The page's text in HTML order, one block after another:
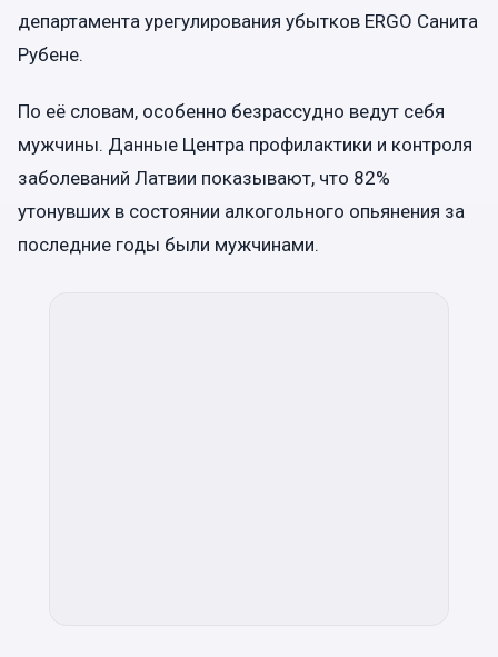
департамента урегулирования убытков ERGO Санита
Рубене.
По её словам, особенно безрассудно ведут себя
мужчины. Данные Центра профилактики и контроля
заболеваний Латвии показывают, что 82%
утонувших в состоянии алкогольного опьянения за
последние годы были мужчинами.